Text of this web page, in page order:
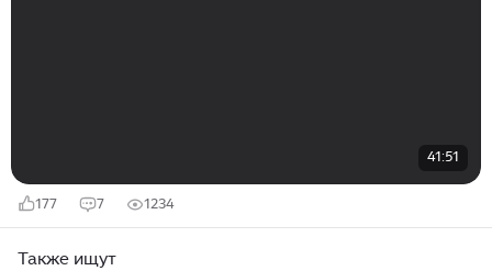
41:51
177 7 1234
Также ищут